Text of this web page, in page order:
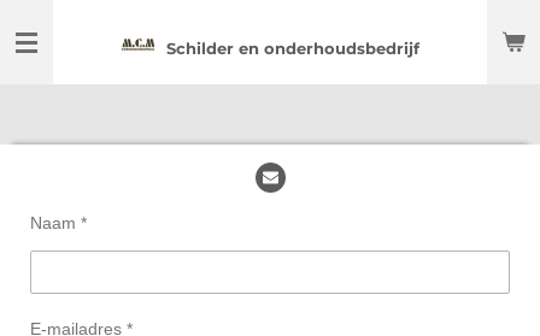
direct
Schilder en onderhoudsbedrijf
Naam *
E-mailadres *